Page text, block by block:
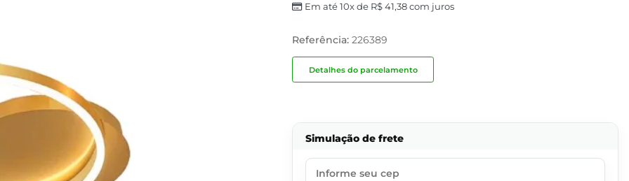
Em até 10x de R$41,38com juros
Referência:226389
Detalhes do parcelamento
Simulação de frete